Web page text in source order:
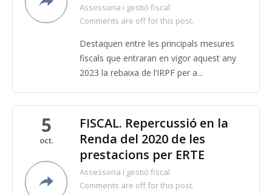
Assessoria i gestió fiscal
Comments are off for this post.
Destaquen entre les principals mesures
fiscals que entraran en vigor aquest any
2023 la rebaixa de l’IRPF per a...
5
oct.
FISCAL. Repercussió en la
Renda del 2020 de les
prestacions per ERTE
Assessoria i gestió fiscal
Comments are off for this post.